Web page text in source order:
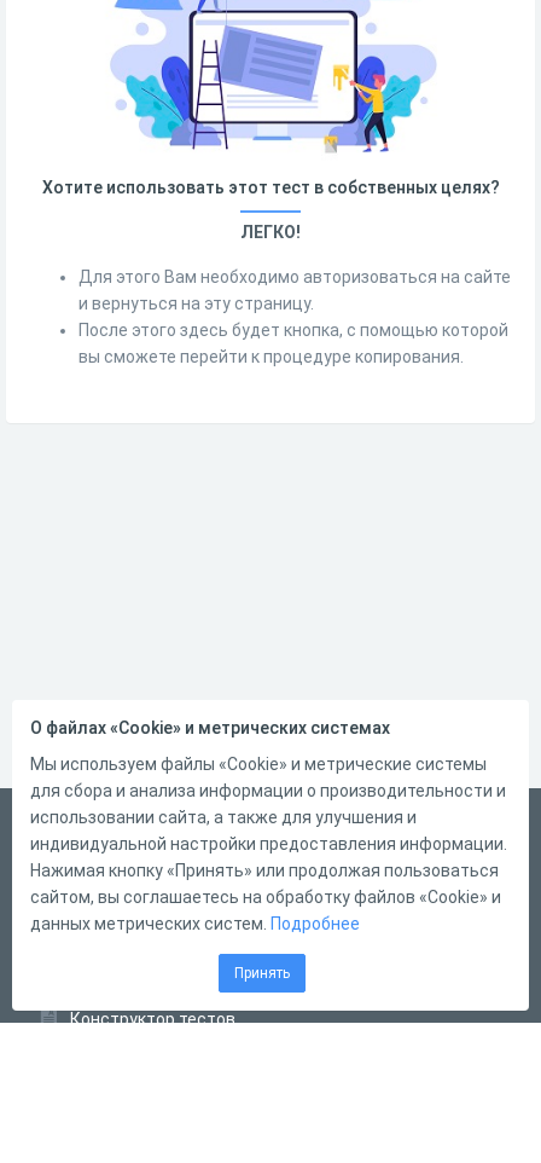
Хотите использовать этот тест в собственных целях?
ЛЕГКО!
Для этого Вам необходимо авторизоваться на сайте
и вернуться на эту страницу.
После этого здесь будет кнопка, с помощью которой
вы сможете перейти к процедуре копирования.
Русский
Справка
Форма обратной связи
Конструктор тестов
О файлах «Cookie» и метрических системах
Мы используем файлы «Cookie» и метрические системы
для сбора и анализа информации о производительности и
использовании сайта, а также для улучшения и
индивидуальной настройки предоставления информации.
Нажимая кнопку «Принять» или продолжая пользоваться
сайтом, вы соглашаетесь на обработку файлов «Cookie» и
данных метрических систем. Подробнее
Принять